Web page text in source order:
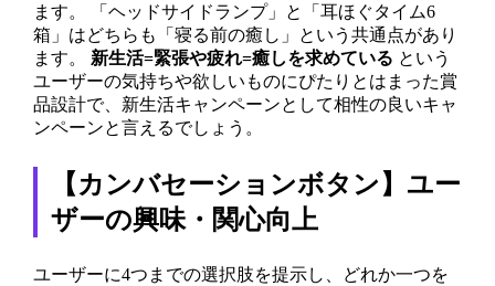
ます。 「ヘッドサイドランプ」と「耳ほぐタイム6
箱」はどちらも「寝る前の癒し」という共通点があり
ます。 新生活=緊張や疲れ=癒しを求めている という
ユーザーの気持ちや欲しいものにぴたりとはまった賞
品設計で、新生活キャンペーンとして相性の良いキャ
ンペーンと言えるでしょう。
【カンバセーションボタン】ユー
ザーの興味・関心向上
ユーザーに4つまでの選択肢を提示し、どれか一つを